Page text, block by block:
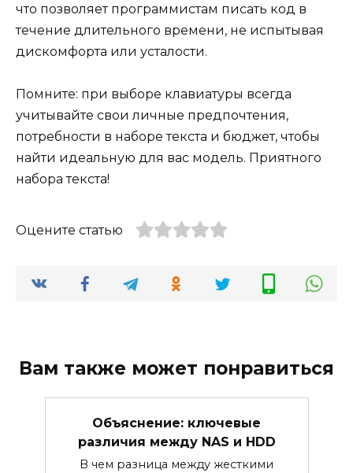
что позволяет программистам писать код в
течение длительного времени, не испытывая
дискомфорта или усталости.
Помните: при выборе клавиатуры всегда
учитывайте свои личные предпочтения,
потребности в наборе текста и бюджет, чтобы
найти идеальную для вас модель. Приятного
набора текста!
Оцените статью
Вам также может понравиться
Объяснение: ключевые
различия между NAS и HDD
В чем разница между жесткими